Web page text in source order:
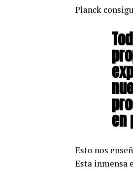
Planck
en
Esto nos
Esta inmensa